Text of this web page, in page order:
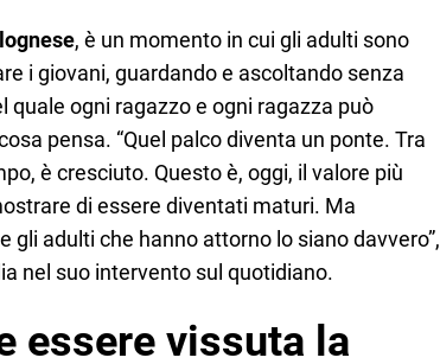
, è un momento in cui gli adulti sono
i giovani, guardando e ascoltando senza
ogni ragazzo e ogni ragazza può
pensa. “Quel palco diventa un ponte. Tra
è cresciuto. Questo è, oggi, il valore più
di essere diventati maturi. Ma
gli adulti che hanno attorno lo siano davvero”,
nel suo intervento sul quotidiano.
essere vissuta la